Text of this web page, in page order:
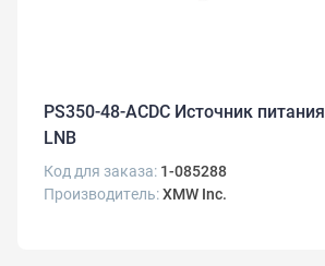
PS350-48-ACDC Источник
LNB
Код для заказа: 1-085288
Производитель:XMW Inc.